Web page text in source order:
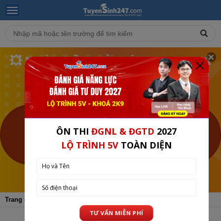
💥 NGÀY HỘI TRẢ GIÁ - MUA KHOÁ
HỌC THEO GIÁ BẠN MUỐN❗
🎯 LỚP 1-12 TẠI TUYENSINH247 (TỪ 10-12/08)
BẮT ĐẦU SAU 1
NGÀY
Trang chủ